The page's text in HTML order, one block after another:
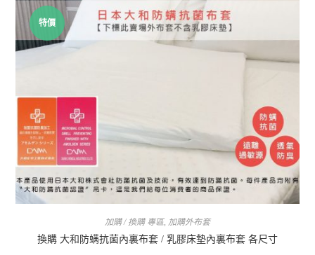
特價
加購 / 換購 專區, 加購外布套
換購 大和防螨抗菌內裏布套 / 乳膠床墊內裏布套 各尺寸